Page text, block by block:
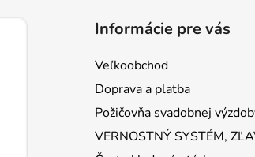
Informácie pre vás
Veľkoobchod
Doprava a platba
Požičovňa svadobnej
VERNOSTNÝ SYSTÉM,